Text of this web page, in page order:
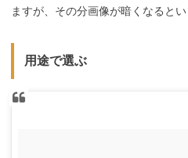
ますが、その分画像が暗くなると
用途で選ぶ